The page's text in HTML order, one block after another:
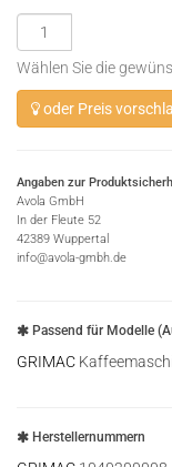
Wählen Sie die
oder Preis
Angaben zur
Avola GmbH
In der Fleute 52
42389 Wuppertal
info@avola-gmbh.de
Passend für Modelle
GRIMAC
Herstellernummern